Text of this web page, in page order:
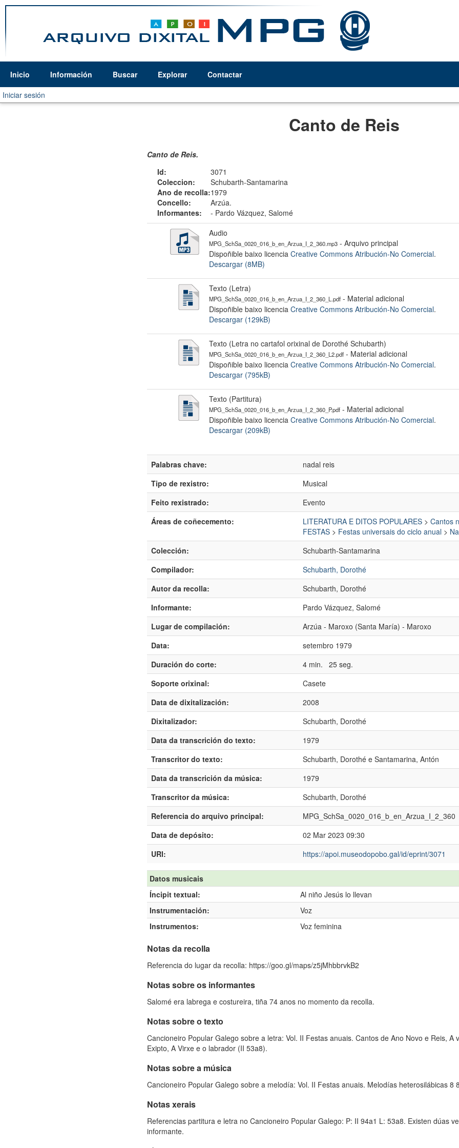
Inicio Información Buscar Explorar
Contactar
Iniciar sesión
Canto de Reis
Canto de Reis.
Id:
3071
Coleccion:
Schubarth-Santamarina
Ano de recolla:1979
Concello:
Arzúa.
Informantes:
- Pardo Vázquez, Salomé
Audio
MPG_SchSa_0020_016_b_en_Arzua_I_2_360.mp3 - Arquivo principal
Dispoñible baixo licencia Creative Commons Atribución-No Comercial.
Descargar (8MB)
Texto (Letra)
MPG_SchSa_0020_016_b_en_Arzua_I_2_360_L.pdf - Material adicional
Dispoñible baixo licencia Creative Commons Atribución-No Comercial.
Descargar (129kB)
Texto (Letra no cartafol orixinal de Dorothé Schubarth)
MPG_SchSa_0020_016_b_en_Arzua_I_2_360_L2.pdf - Material adicional
Dispoñible baixo licencia Creative Commons Atribución-No Comercial.
Descargar (795kB)
Texto (Partitura)
MPG_SchSa_0020_016_b_en_Arzua_I_2_360_P.pdf - Material adicional
Dispoñible baixo licencia Creative Commons Atribución-No Comercial.
Descargar (209kB)
Palabras chave:
nadal reis
Tipo de rexistro:
Musical
Feito rexistrado:
Evento
Áreas de coñecemento:
LITERATURA E DITOS POPULARES > Cantos
FESTAS > Festas universais do ciclo anual >
Colección:
Schubarth-Santamarina
Compilador:
Schubarth, Dorothé
Autor da recolla:
Schubarth, Dorothé
Informante:
Pardo Vázquez, Salomé
Lugar de compilación:
Arzúa - Maroxo (Santa María) - Maroxo
Data:
setembro 1979
Duración do corte:
4 min. 25 seg.
Soporte orixinal:
Casete
Data de dixitalización:
2008
Dixitalizador:
Schubarth, Dorothé
Data da transcrición do texto:
1979
Transcritor do texto:
Schubarth, Dorothé e Santamarina, Antón
Data da transcrición da música:
1979
Transcritor da música:
Schubarth, Dorothé
Referencia do arquivo principal:
MPG_SchSa_0020_016_b_en_Arzua_I_2_360
Data de depósito:
02 Mar 2023 09:30
URI:
https://apoi.museodopobo.gal/id/eprint/3071
Datos musicais
Íncipit textual:
Al niño Jesús lo llevan
Instrumentación:
Voz
Instrumentos:
Voz feminina
Notas da recolla
Referencia do lugar da recolla: https://goo.gl/maps/z5jMhbbrvkB2
Notas sobre os informantes
Salomé era labrega e costureira, tiña 74 anos no momento da recolla.
Notas sobre o texto
Cancioneiro Popular Galego sobre a letra: Vol. II Festas anuais. Cantos de Ano Novo e Reis, A
Exipto, A Virxe e o labrador (II 53a8).
Notas sobre a música
Cancioneiro Popular Galego sobre a melodía: Vol. II Festas anuais. Melodías heterosilábicas 8
Notas xerais
Referencias partitura e letra no Cancioneiro Popular Galego: P: II 94a1 L: 53a8. Existen dúas
informante.